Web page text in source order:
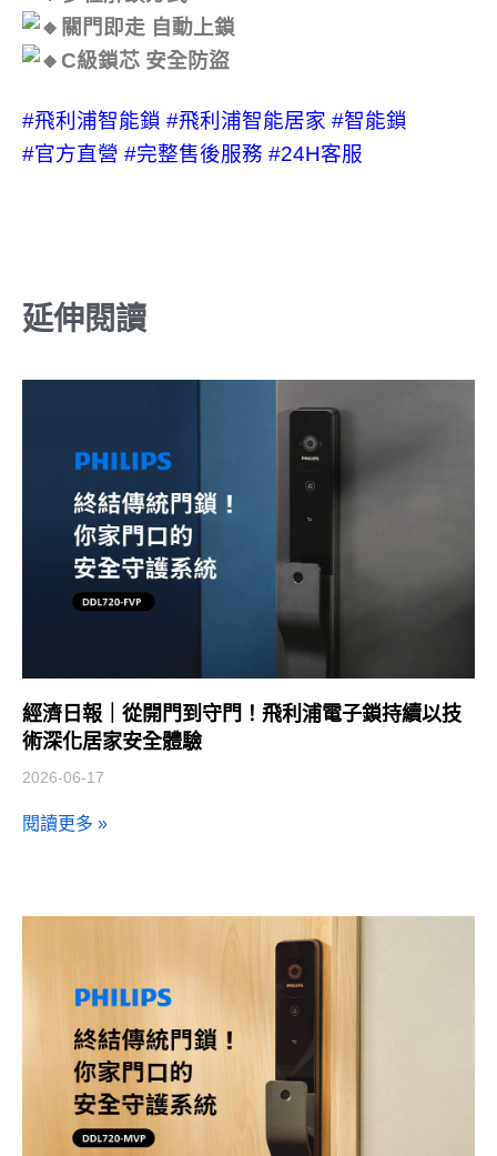
關門即走 自動上鎖
C級鎖芯 安全防盜
#飛利浦智能鎖 #飛利浦智能居家 #智能鎖
#官方直營 #完整售後服務 #24H客服
延伸閱讀
經濟日報｜從開門到守門！飛利浦電子鎖持續以技
術深化居家安全體驗
2026-06-17
閱讀更多 »